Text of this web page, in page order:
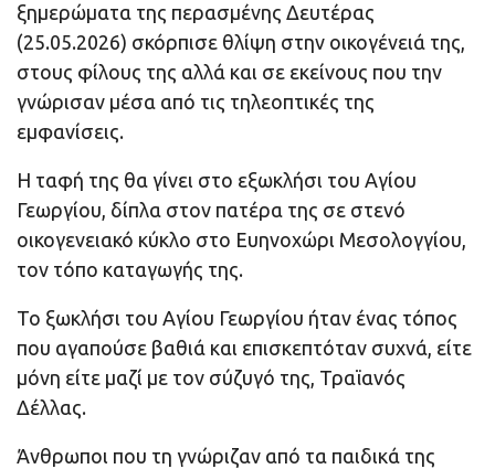
ξημερώματα της περασμένης Δευτέρας
(25.05.2026) σκόρπισε θλίψη στην οικογένειά της,
στους φίλους της αλλά και σε εκείνους που την
γνώρισαν μέσα από τις τηλεοπτικές της
εμφανίσεις.
Η ταφή της θα γίνει στο εξωκλήσι του Αγίου
Γεωργίου, δίπλα στον πατέρα της σε στενό
οικογενειακό κύκλο στο Ευηνοχώρι Μεσολογγίου,
τον τόπο καταγωγής της.
Το ξωκλήσι του Αγίου Γεωργίου ήταν ένας τόπος
που αγαπούσε βαθιά και επισκεπτόταν συχνά, είτε
μόνη είτε μαζί με τον σύζυγό της, Τραϊανός
Δέλλας.
Άνθρωποι που τη γνώριζαν από τα παιδικά της